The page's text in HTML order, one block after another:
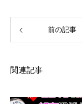
前の記事
関連記事